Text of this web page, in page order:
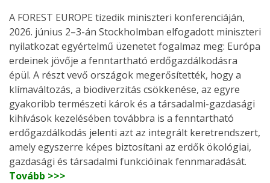
A FOREST EUROPE tizedik miniszteri konferenciáján,
2026. június 2–3-án Stockholmban elfogadott miniszteri
nyilatkozat egyértelmű üzenetet fogalmaz meg: Európa
erdeinek jövője a fenntartható erdőgazdálkodásra
épül. A részt vevő országok megerősítették, hogy a
klímaváltozás, a biodiverzitás csökkenése, az egyre
gyakoribb természeti károk és a társadalmi-gazdasági
kihívások kezelésében továbbra is a fenntartható
erdőgazdálkodás jelenti azt az integrált keretrendszert,
amely egyszerre képes biztosítani az erdők ökológiai,
gazdasági és társadalmi funkcióinak fennmaradását.
Tovább >>>